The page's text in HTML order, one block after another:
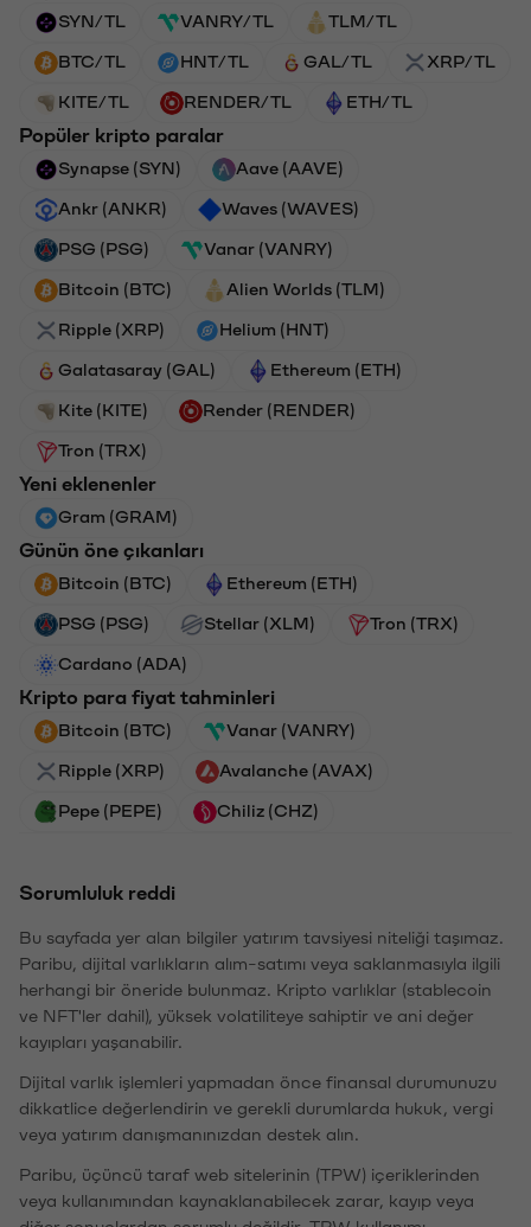
SYN/TL VANRY/TL TLM/TL
BTC/TL HNT/TL GAL/TL XRP/TL
KITE/TL RENDER/TL ETH/TL
Popüler kripto paralar
Synapse (SYN) Aave (AAVE)
Ankr (ANKR) Waves (WAVES)
PSG (PSG) Vanar (VANRY)
Bitcoin (BTC) Alien Worlds (TLM)
Ripple (XRP) Helium (HNT)
Galatasaray (GAL) Ethereum (ETH)
Kite (KITE) Render (RENDER)
Tron (TRX)
Yeni eklenenler
Gram (GRAM)
Günün öne çıkanları
Bitcoin (BTC) Ethereum (ETH)
PSG (PSG) Stellar (XLM) Tron (TRX)
Cardano (ADA)
Kripto para fiyat tahminleri
Bitcoin (BTC) Vanar (VANRY)
Ripple (XRP) Avalanche (AVAX)
Pepe (PEPE) Chiliz (CHZ)
Sorumluluk reddi
Bu sayfada yer alan bilgiler yatırım tavsiyesi niteliği taşımaz.
Paribu, dijital varlıkların alım-satımı veya saklanmasıyla ilgili
herhangi bir öneride bulunmaz. Kripto varlıklar (stablecoin
ve NFT'ler dahil), yüksek volatiliteye sahiptir ve ani değer
kayıpları yaşanabilir.
Dijital varlık işlemleri yapmadan önce finansal durumunuzu
dikkatlice değerlendirin ve gerekli durumlarda hukuk, vergi
veya yatırım danışmanınızdan destek alın.
Paribu, üçüncü taraf web sitelerinin (TPW) içeriklerinden
veya kullanımından kaynaklanabilecek zarar, kayıp veya